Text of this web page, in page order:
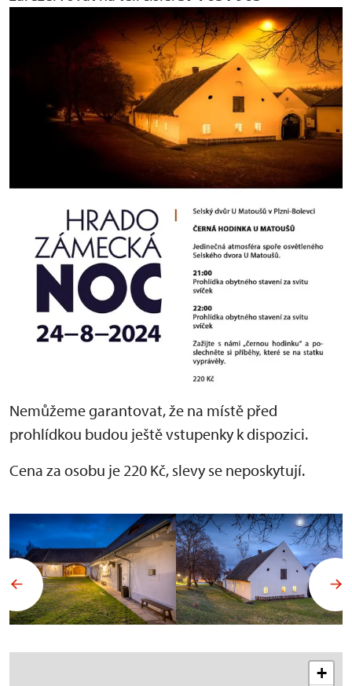
Nemůžeme garantovat, že na místě před
prohlídkou budou ještě vstupenky k dispozici.
Cena za osobu je 220 Kč, slevy se neposkytují.
+